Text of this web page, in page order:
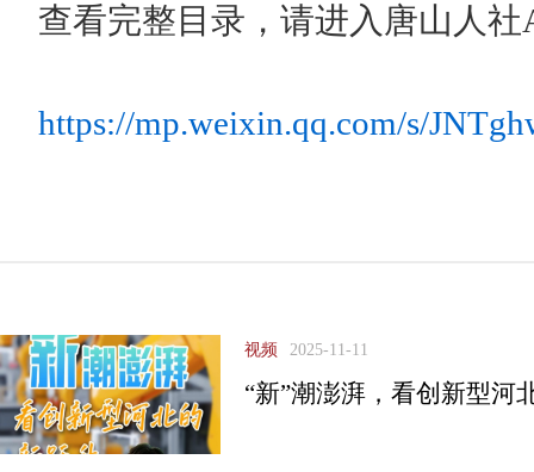
查看完整目录，请进入唐山人社
https://mp.weixin.qq.com/s/
视频 2025-11-11
“新”潮澎湃，看创新型河